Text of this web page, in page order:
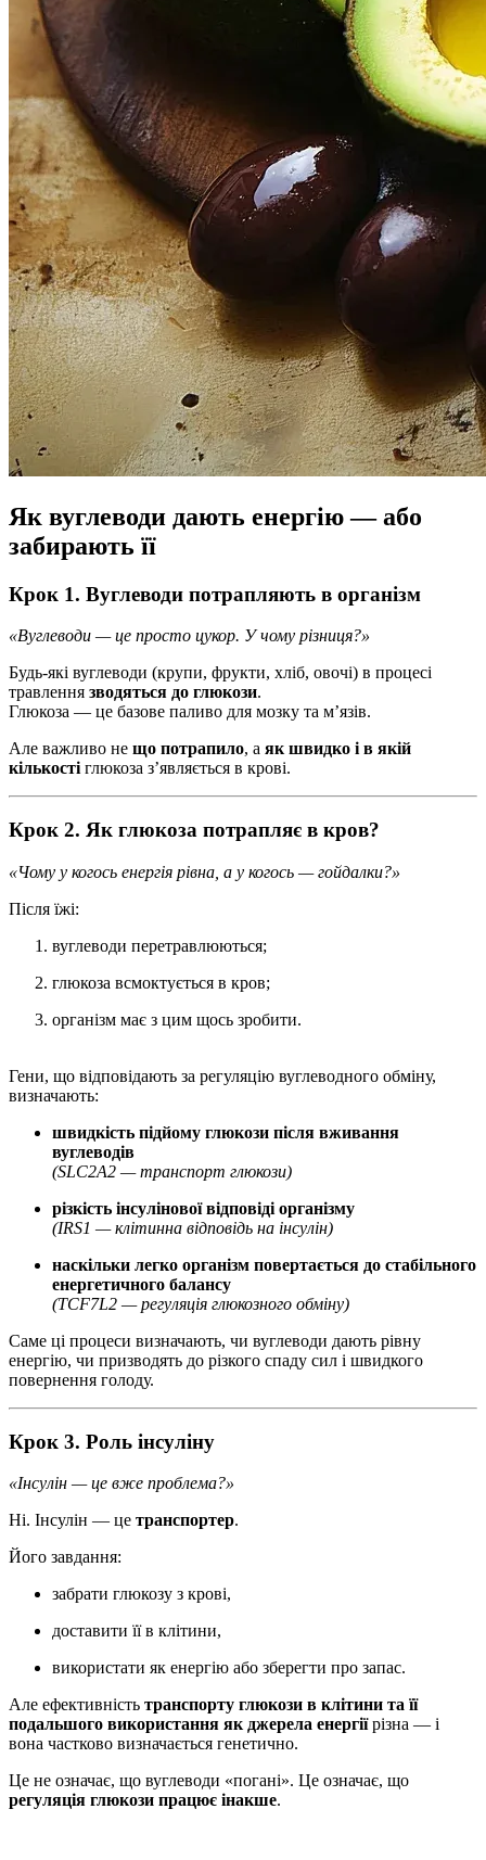
Як вуглеводи дають енергію — або
забирають її
Крок 1. Вуглеводи потрапляють в організм
«Вуглеводи — це просто цукор. У чому різниця?»
Будь-які вуглеводи (крупи, фрукти, хліб, овочі) в процесі
травлення зводяться до глюкози.
Глюкоза — це базове паливо для мозку та м’язів.
Але важливо не що потрапило, а як швидко і в якій
кількості глюкоза з’являється в крові.
Крок 2. Як глюкоза потрапляє в кров?
«Чому у когось енергія рівна, а у когось — гойдалки?»
Після їжі:
вуглеводи перетравлюються;
глюкоза всмоктується в кров;
організм має з цим щось зробити.
Гени, що відповідають за регуляцію вуглеводного обміну,
визначають:
швидкість підйому глюкози після вживання
вуглеводів
(SLC2A2 — транспорт глюкози)
різкість інсулінової відповіді організму
(IRS1 — клітинна відповідь на інсулін)
наскільки легко організм повертається до стабільного
енергетичного балансу
(TCF7L2 — регуляція глюкозного обміну)
Саме ці процеси визначають, чи вуглеводи дають рівну
енергію, чи призводять до різкого спаду сил і швидкого
повернення голоду.
Крок 3. Роль інсуліну
«Інсулін — це вже проблема?»
Ні. Інсулін — це транспортер.
Його завдання:
забрати глюкозу з крові,
доставити її в клітини,
використати як енергію або зберегти про запас.
Але ефективність транспорту глюкози в клітини та її
подальшого використання як джерела енергіїрізна — і
вона частково визначається генетично.
Це не означає, що вуглеводи «погані». Це означає, що
регуляція глюкози працює інакше.